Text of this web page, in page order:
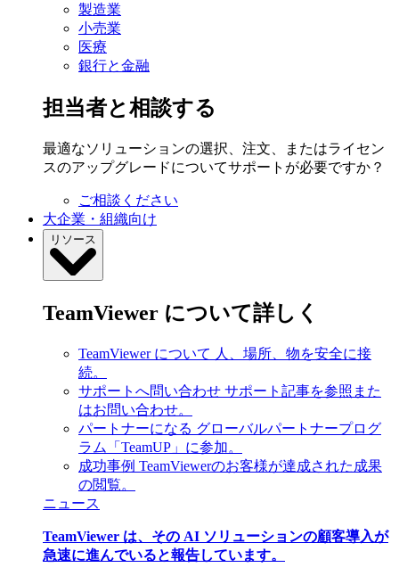
製造業
小売業
医療
銀行と金融
担当者と相談する
最適なソリューションの選択、注文、またはライセン
スのアップグレードについてサポートが必要ですか？
ご相談ください
大企業・組織向け
リソース
TeamViewer について詳しく
TeamViewer について 人、場所、物を安全に接
続。
サポートへ問い合わせ サポート記事を参照また
はお問い合わせ。
パートナーになる グローバルパートナープログ
ラム「TeamUP」に参加。
成功事例 TeamViewerのお客様が達成された成果
の閲覧。
ニュース
TeamViewer は、その AI ソリューションの顧客導入が
急速に進んでいると報告しています。